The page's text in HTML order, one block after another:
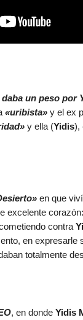
daba un peso por
«uribista»y el ex
y ella (Yidis),
en que
excelente corazón:
contra
en
totalmente
, en donde Yidis